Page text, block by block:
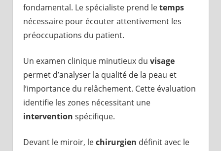
fondamental. Le spécialiste prend letemps
nécessaire pour écouter attentivement les
préoccupations du patient.
Un examen clinique minutieux du visage
permet d’analyser la qualité de la peau et
l’importance du relâchement. Cette évaluation
identifie les zones nécessitant une
intervention spécifique.
Devant le miroir, lechirurgien définit avec le